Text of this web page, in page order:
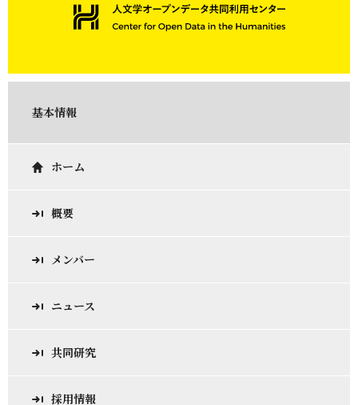
基本情報
ホーム
概要
メンバー
ニュース
共同研究
採用情報